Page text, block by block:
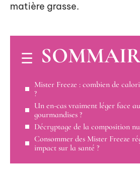
matière grasse.
Mister Freeze : combien de
?
Un en-cas vraiment léger face
gourmandises ?
Décryptage de la composition
Consommer des Mister Freeze
impact sur la santé ?